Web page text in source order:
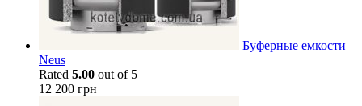
Буферные емкости
Neus
Rated 5.00 out of 5
12 200 грн